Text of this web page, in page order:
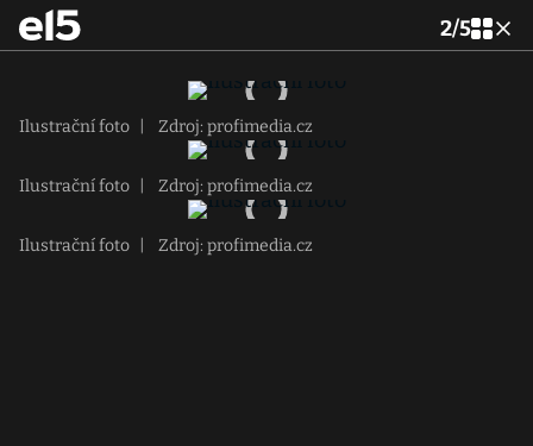
2/5
Ilustrační foto Zdroj: profimedia.cz
Ilustrační foto Zdroj: profimedia.cz
Ilustrační foto Zdroj: profimedia.cz